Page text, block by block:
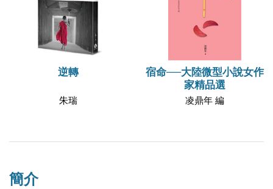
逆轉
朱瑞
宿命──大陸微型小說女作
家精品選
凌鼎年 編
簡介